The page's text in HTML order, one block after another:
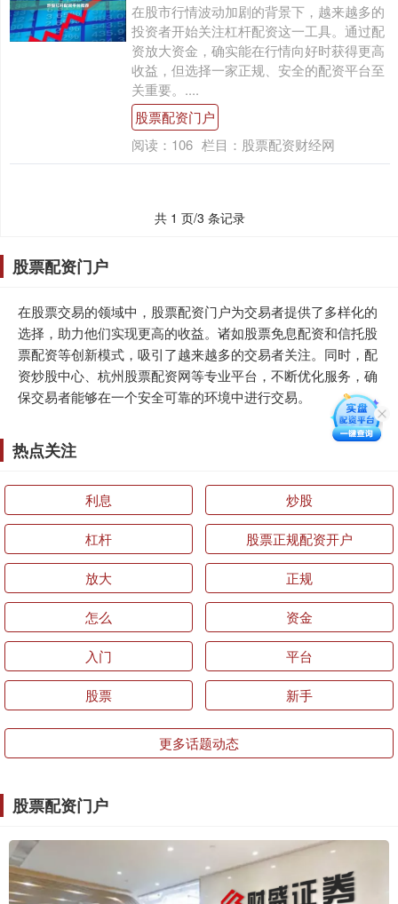
在股市行情波动加剧的背景下，越来越多的
投资者开始关注杠杆配资这一工具。通过配
资放大资金，确实能在行情向好时获得更高
收益，但选择一家正规、安全的配资平台至
关重要。....
股票配资门户
阅读： 106 栏目： 股票配资财经网
共 1 页/3 条记录
股票配资门户
在股票交易的领域中，股票配资门户为交易者提供了多样化的
选择，助力他们实现更高的收益。诸如股票免息配资和信托股
票配资等创新模式，吸引了越来越多的交易者关注。同时，配
资炒股中心、杭州股票配资网等专业平台，不断优化服务，确
保交易者能够在一个安全可靠的环境中进行交易。
热点关注
利息 炒股
杠杆 股票正规配资开户
放大 正规
怎么 资金
入门 平台
股票 新手
更多话题动态
股票配资门户